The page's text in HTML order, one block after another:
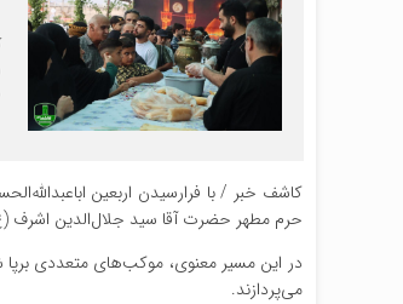
کاشف خبر / با فرارسیدن اربعین
حرم مطهر حضرت آقا سید جلال‌الدین اشرف
در این مسیر معنوی، موکب‌های متعددی برپا
می‌پردازند.